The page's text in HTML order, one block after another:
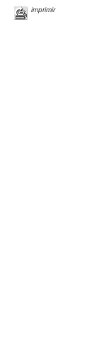
imprimir